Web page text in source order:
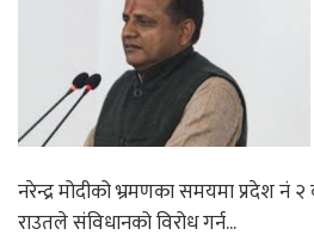
नरेन्द्र मोदीको भ्रमणका समयमा प्रदेश नं
राउतले संविधानको विरोध गर्न...